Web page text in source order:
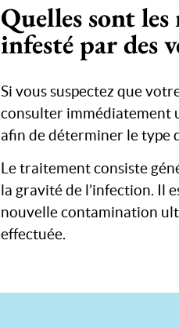
Quelles sont
infesté par des
Si vous suspectez que
consulter immédiatement
afin de déterminer le type
Le traitement consiste
la gravité de l’infection. Il
nouvelle contamination
effectuée.